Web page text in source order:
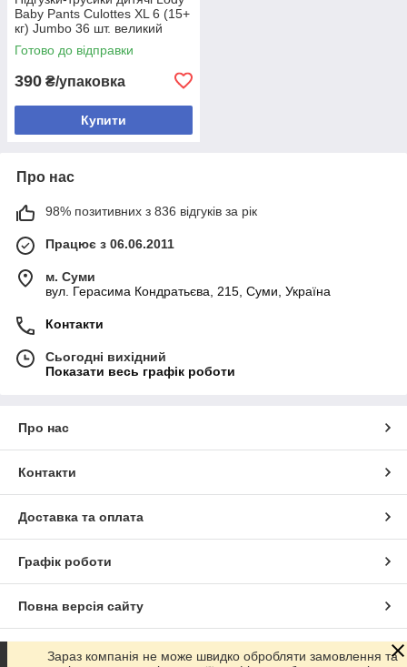
Baby Pants Culottes XL 6 (15+
кг) Jumbo 36 шт. великий
розмір
Готово до відправки
390 ₴/упаковка
Купити
Про нас
98% позитивних з 836 відгуків за рік
Працює з 06.06.2011
м. Суми
вул. Герасима Кондратьєва, 215, Суми, Україна
Контакти
Сьогодні вихідний
Показати весь графік роботи
Про нас
Контакти
Доставка та оплата
Графік роботи
Повна версія сайту
Сайт створено на маркетплейсі Prom.ua
Зараз компанія не може швидко обробляти замовлення та